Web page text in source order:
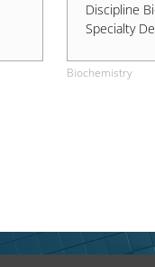
Discipline
Specialty
Biochemistry